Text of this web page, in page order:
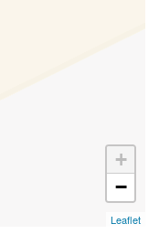
+
−
Leaflet